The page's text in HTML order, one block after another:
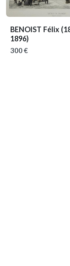
BENOIST Félix
1896)
300 €